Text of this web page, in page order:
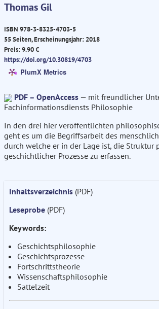
Thomas Gil
ISBN 978-3-8325-4703-5
55 Seiten, Erscheinungsjahr: 2018
Preis: 9.90 €
https://doi.org/10.30819/4703
PlumX Metrics
PDF – OpenAccess — mit freundlicher
Fachinformationsdiensts Philosophie
In den drei hier veröffentlichten
geht es um die Begriffsarbeit des
durch welche er in der Lage ist, die Struktur
geschichtlicher Prozesse zu erfassen.
Inhaltsverzeichnis (PDF)
Leseprobe (PDF)
Keywords:
Geschichtsphilosophie
Geschichtsprozesse
Fortschrittstheorie
Wissenschaftsphilosophie
Sattelzeit